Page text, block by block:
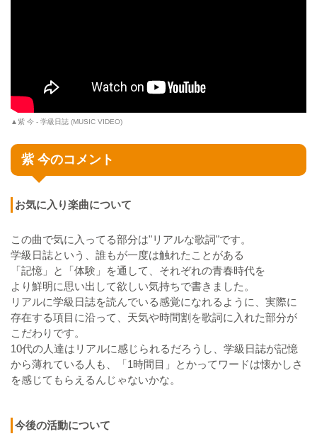
▲紫 今 - 学級日誌 (MUSIC VIDEO)
紫 今のコメント
お気に入り楽曲について
この曲で気に入ってる部分は"リアルな歌詞"です。
学級日誌という、誰もが一度は触れたことがある
「記憶」と「体験」を通して、それぞれの青春時代を
より鮮明に思い出して欲しい気持ちで書きました。
リアルに学級日誌を読んでいる感覚になれるように、実際に
存在する項目に沿って、天気や時間割を歌詞に入れた部分が
こだわりです。
10代の人達はリアルに感じられるだろうし、学級日誌が記憶
から薄れている人も、「1時間目」とかってワードは懐かしさ
を感じてもらえるんじゃないかな。
今後の活動について